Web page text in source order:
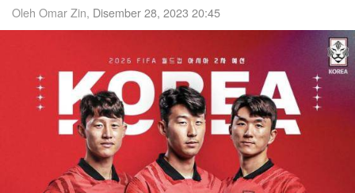
Oleh Omar Zin, Disember 28, 2023 20:45